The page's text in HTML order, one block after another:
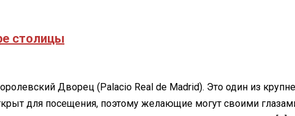
столицы
Дворец (Palacio Real de Madrid). Это один из
для посещения, поэтому желающие могут своими